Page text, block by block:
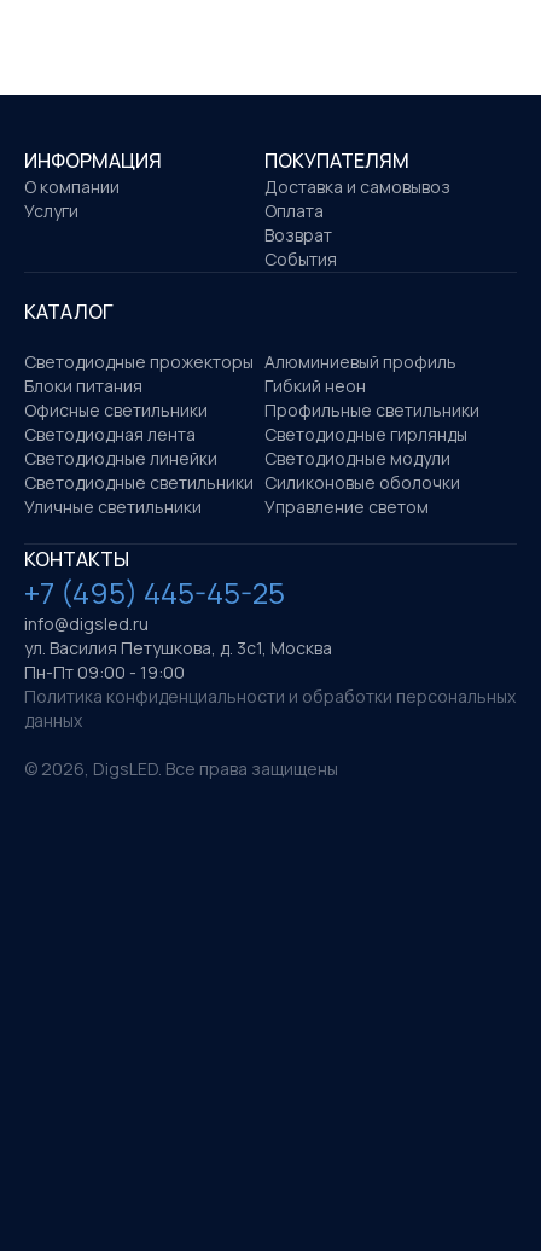
ИНФОРМАЦИЯ
О компании
Услуги
ПОКУПАТЕЛЯМ
Доставка и самовывоз
Оплата
Возврат
События
КАТАЛОГ
Светодиодные прожекторы Алюминиевый профиль
Блоки питания
Гибкий неон
Офисные светильники
Профильные светильники
Светодиодная лента
Светодиодные гирлянды
Светодиодные линейки
Светодиодные модули
Светодиодные светильники Силиконовые оболочки
Уличные светильники
Управление светом
КОНТАКТЫ
+7 (495) 445-45-25
info@digsled.ru
ул. Василия Петушкова, д. 3с1, Москва
Пн-Пт 09:00 - 19:00
Политика конфиденциальности и обработки персональных
данных
© 2026, DigsLED. Все права защищены